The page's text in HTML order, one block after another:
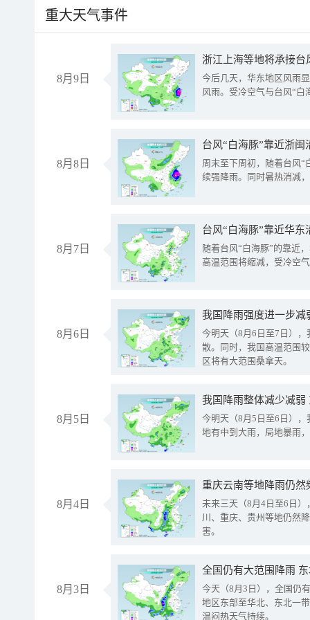
重大天气事件
8月9日
浙江上海等地将承接台
今后几天，华东地区风雨
风雨。受冷空气与台风“白
8月8日
台风“白海豚”靠近浙
周末至下周初，随着台风“
续强降雨。同时暑热消减
8月7日
台风“白海豚”靠近华
随着台风“白海豚”的靠近
高温范围将缩减，受冷空
8月6日
今明天（8月6日至7日）
散。同时，我国高温范围
区将有大范围桑拿天。
8月5日
我国降雨整体减少减弱
今明天（8月5日至6日）
地有中到大雨，局地暴雨
8月4日
重庆云南等地降雨仍然
未来三天（8月4日至6日
川、重庆、贵州等地仍然
害。
8月3日
全国仍有大范围降雨
今天（8月3日），全国仍
地区东部至华北、东北一
温闷热天气持续。